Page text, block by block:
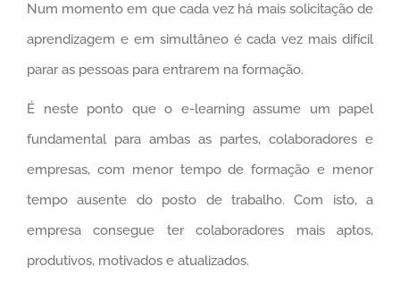
Num momento em que cada vez há mais solicitação de
aprendizagem e em simultâneo é cada vez mais difícil
parar as pessoas para entrarem na formação.
É neste ponto que o e-learning assume um papel
fundamental para ambas as partes, colaboradores e
empresas, com menor tempo de formação e menor
tempo ausente do posto de trabalho. Com isto, a
empresa consegue ter colaboradores mais aptos,
produtivos, motivados e atualizados.